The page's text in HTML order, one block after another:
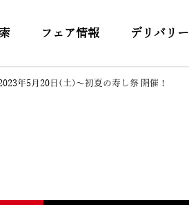
フェア情報 デリバリー
年5月20日(土)～初夏の寿し祭 開催！